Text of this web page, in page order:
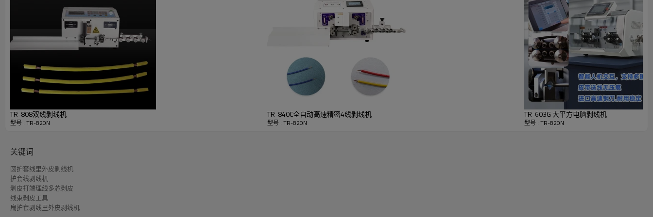
TR-820N自动双线剥线机
TR-808双线剥线机
型号 : TR-820N
TR-840C全自动高速精密4线剥线机
型号 : TR-820N
TR-603G 大平方电脑剥线机
型号 : TR-820N
关键词
圆护套线里外皮剥线机
护套线剥线机
剥皮打端理线多芯剥皮
线束剥皮工具
扁护套剥线里外皮剥线机